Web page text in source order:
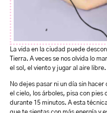
La vida en la ciudad puede
Tierra. A veces se nos olvida lo
el sol, el viento y jugar al aire libre.
No dejes pasar ni un día sin
el cielo, los árboles, pisa con pies
durante 15 minutos. A esta